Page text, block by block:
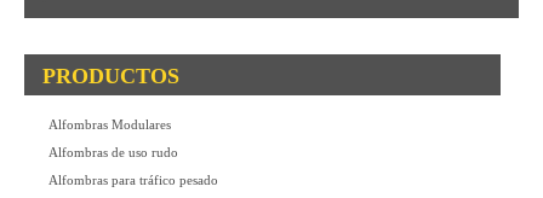
PRODUCTOS
Alfombras Modulares
Alfombras de uso rudo
Alfombras para tráfico pesado